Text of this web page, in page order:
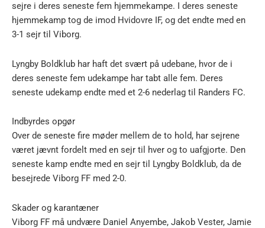
sejre i deres seneste fem hjemmekampe. I deres seneste
hjemmekamp tog de imod Hvidovre IF, og det endte med en
3-1 sejr til Viborg.
Lyngby Boldklub har haft det svært på udebane, hvor de i
deres seneste fem udekampe har tabt alle fem. Deres
seneste udekamp endte med et 2-6 nederlag til Randers FC.
Indbyrdes opgør
Over de seneste fire møder mellem de to hold, har sejrene
været jævnt fordelt med en sejr til hver og to uafgjorte. Den
seneste kamp endte med en sejr til Lyngby Boldklub, da de
besejrede Viborg FF med 2-0.
Skader og karantæner
Viborg FF må undvære Daniel Anyembe, Jakob Vester, Jamie